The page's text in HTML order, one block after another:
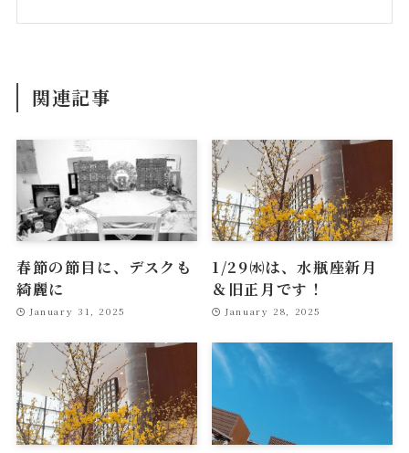
関連記事
春節の節目に、デスクも
綺麗に
January 31, 2025
1/29㈬は、水瓶座新月
＆旧正月です！
January 28, 2025